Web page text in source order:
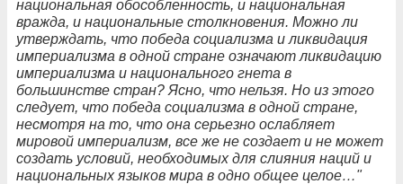
национальная обособленность, и национальная
вражда, и национальные столкновения. Можно ли
утверждать, что победа социализма и ликвидация
империализма в одной стране означают ликвидацию
империализма и национального гнета в
большинстве стран? Ясно, что нельзя. Но из этого
следует, что победа социализма в одной стране,
несмотря на то, что она серьезно ослабляет
мировой империализм, все же не создает и не может
создать условий, необходимых для слияния наций и
национальных языков мира в одно общее целое…"